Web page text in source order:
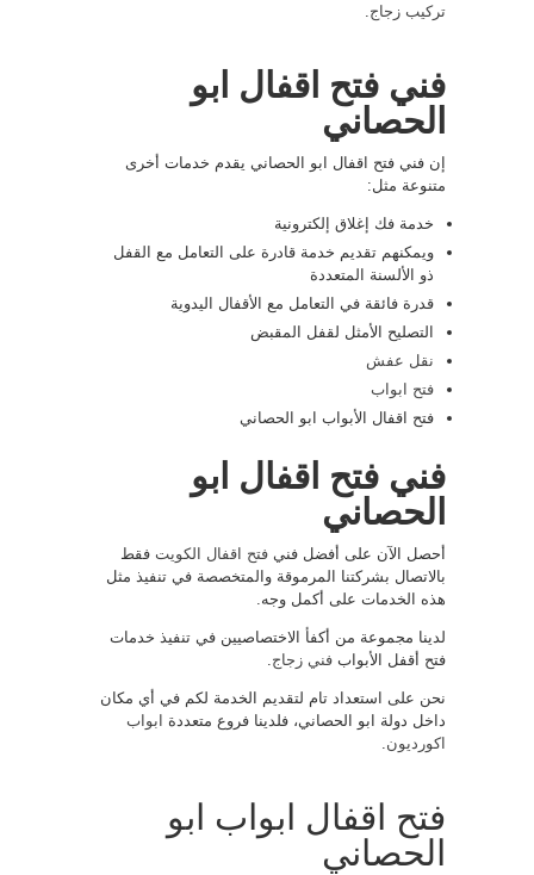
تركيب زجاج
فني فتح اقفال ابو
الحصاني
إن فني فتح اقفال ابو الحصاني يقدم خدمات أخرى
متنوعة مثل:
خدمة فك إغلاق إلكترونية
ويمكنهم تقديم خدمة قادرة على التعامل مع القفل
ذو الألسنة المتعددة
قدرة فائقة في التعامل مع الأقفال اليدوية
التصليح الأمثل لقفل المقبض
نقل عفش
فتح ابواب
فتح اقفال الأبواب ابو الحصاني
فني فتح اقفال ابو
الحصاني
أحصل الآن على أفضل فني فتح اقفال الكويت فقط
بالاتصال بشركتنا المرموقة والمتخصصة في تنفيذ مثل
هذه الخدمات على أكمل وجه.
لدينا مجموعة من أكفأ الاختصاصيين في تنفيذ خدمات
فتح أقفل الأبواب فني زجاج
نحن على استعداد تام لتقديم الخدمة لكم في أي مكان
داخل دولة ابو الحصاني، فلدينا فروع متعددة
ابواب
اكورديون
فتح اقفال ابواب ابو
الحصاني